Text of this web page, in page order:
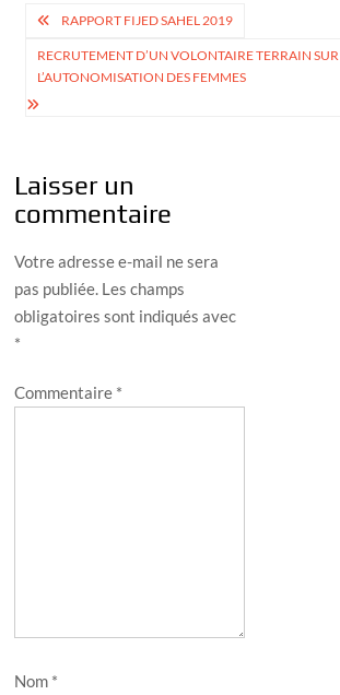
Navigation
de
l’article
RAPPORT FIJED SAHEL 2019
RECRUTEMENT D’UN VOLONTAIRE TERRAIN SUR
L’AUTONOMISATION DES FEMMES
Laisser un
commentaire
Votre adresse e-mail ne sera
pas publiée. Les champs
obligatoires sont indiqués avec
*
Commentaire *
Nom *